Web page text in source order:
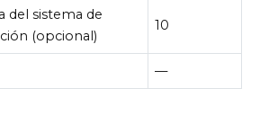
del sistema de
(opcional)
10
—